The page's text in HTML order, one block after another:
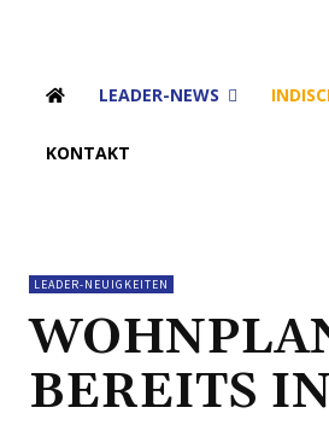
LEADER-NEWS
KONTAKT
LEADER-NEUIGKEITEN
BEREITS